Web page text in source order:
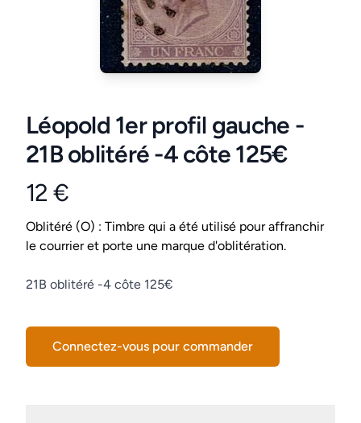
Léopold 1er profil gauche -
21B oblitéré -4 côte 125€
Product information
12 €
Conditions
Oblitéré (O) : Timbre qui a été utilisé pour affranchir
le courrier et porte une marque d'oblitération.
Description
21B oblitéré -4 côte 125€
Connectez-vous pour commander